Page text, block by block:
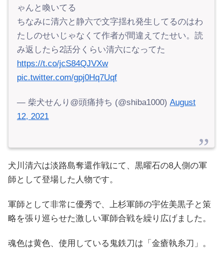
ゃんと喚いてる
ちなみに清六と静六で文字揺れ発生してるのはわ
たしのせいじゃなくて作者が間違えてたせい。読
み返したら2話分くらい清六になってた
https://t.co/jcS84QJVXw
pic.twitter.com/gpj0Hq7Uqf
— 柴犬せんり@頭痛持ち (@shiba1000) August
12, 2021
犬川清六は淡路島奪還作戦にて、黒曜石の8人側の軍
師として登場した人物です。
軍師として非常に優秀で、上杉軍師の宇佐美黒子と策
略を張り巡らせた激しい軍師合戦を繰り広げました。
魂色は黄色、使用している鬼鉄刀は「金瘡執糸刀」。